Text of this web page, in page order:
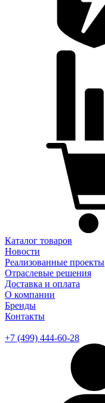
Каталог товаров
Новости
Реализованные проекты
Отраслевые решения
Доставка и оплата
О компании
Бренды
Контакты
+7 (499) 444-60-28